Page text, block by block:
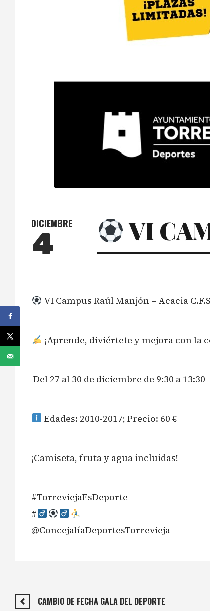
DICIEMBRE
4 VI
VI Campus Raúl Manjón – Acacia
¡Aprende, diviértete y mejora con la
️ Del 27 al 30 de diciembre de 9:30 a 13:30
Edades: 2010-2017; Precio: 60 €
¡Camiseta, fruta y agua incluidas!
#TorreviejaEsDeporte
#‍
@ConcejalíaDeportesTorrevieja
CAMBIO DE FECHA GALA DEL DEPORTE